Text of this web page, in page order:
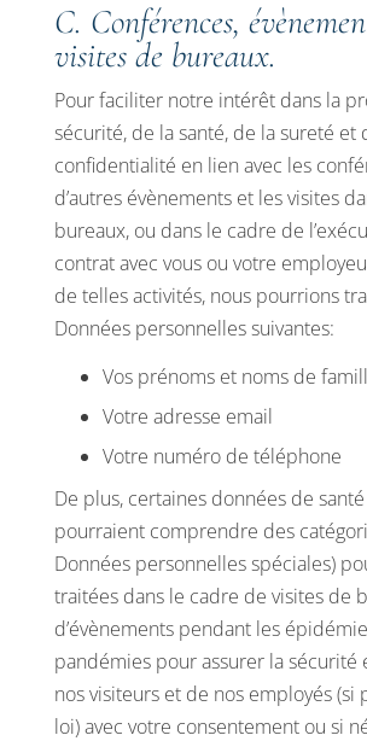
C. Conférences,
visites de bureaux.
Pour faciliter notre intérêt dans la
sécurité, de la santé, de la sureté et
confidentialité en lien avec les
d’autres évènements et les visites
bureaux, ou dans le cadre de
contrat avec vous ou votre
de telles activités, nous pourrions
Données personnelles suivantes:
Vos prénoms et noms de
Votre adresse email
Votre numéro de téléphone
De plus, certaines données de
pourraient comprendre des
Données personnelles spéciales)
traitées dans le cadre de visites de
d’évènements pendant les
pandémies pour assurer la sécurité
nos visiteurs et de nos employés (si
loi) avec votre consentement ou si